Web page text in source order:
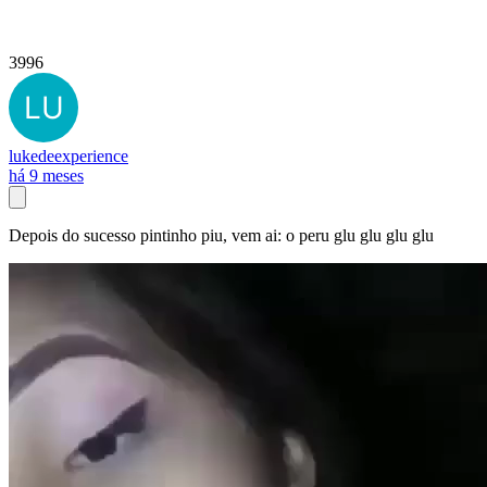
3996
lukedeexperience
há 9 meses
Depois do sucesso pintinho piu, vem ai: o peru glu glu glu glu